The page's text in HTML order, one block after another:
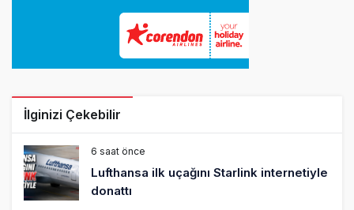
İlginizi Çekebilir
6 saat önce
Lufthansa ilk uçağını Starlink internetiyle
donattı